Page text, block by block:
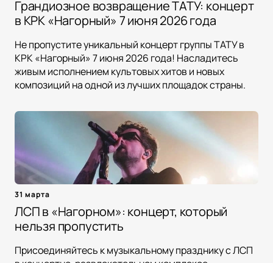
Грандиозное возвращение ТАТУ: концерт
в КРК «Нагорный» 7 июня 2026 года
Не пропустите уникальный концерт группы ТАТУ в
КРК «Нагорный» 7 июня 2026 года! Насладитесь
живым исполнением культовых хитов и новых
композиций на одной из лучших площадок страны.
31 марта
ЛСП в «Нагорном»: концерт, который
нельзя пропустить
Присоединяйтесь к музыкальному празднику с ЛСП